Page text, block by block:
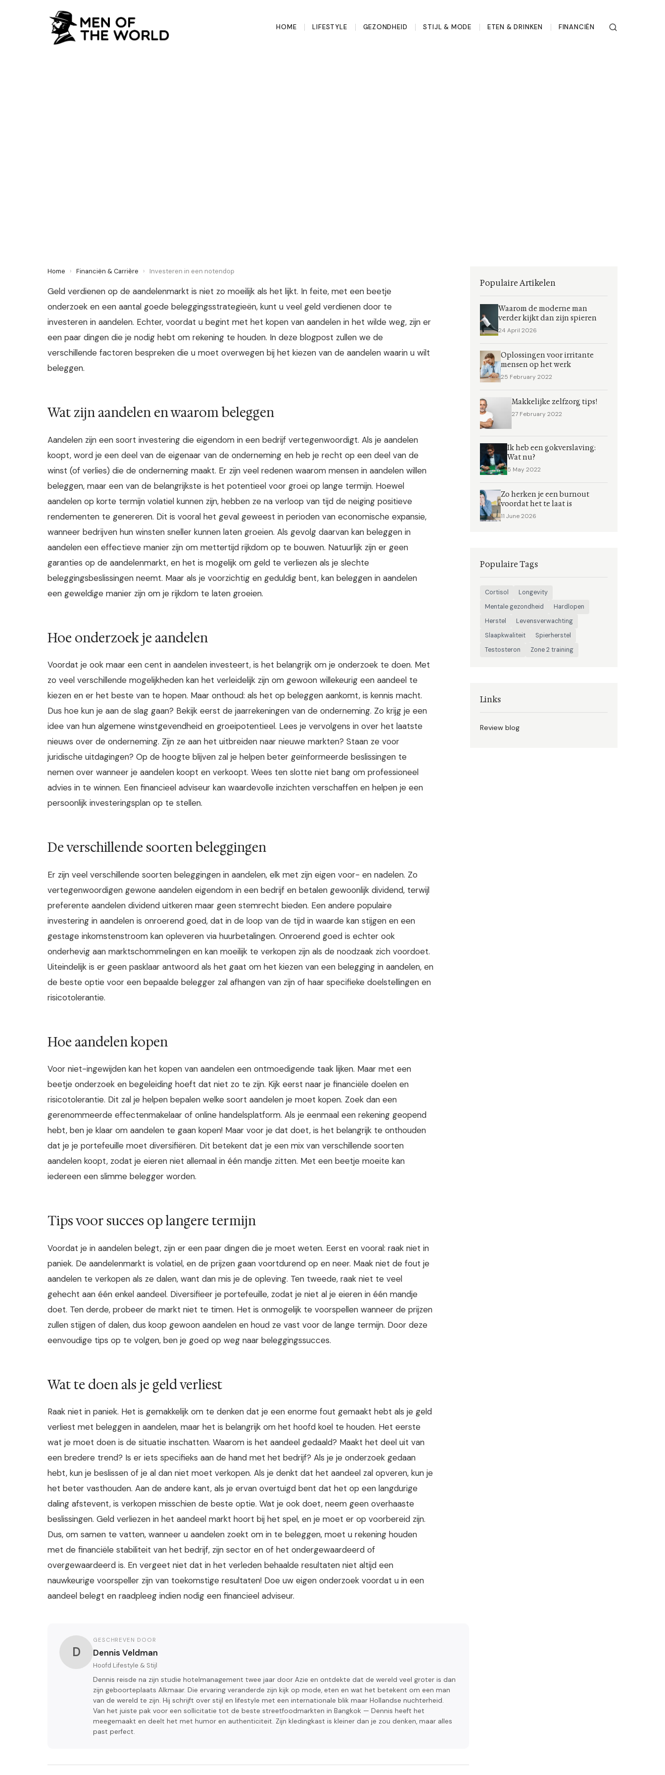
HOME LIFESTYLE GEZONDHEID STIJL & MODE ETEN & DRINKEN FINANCIËN
Home › Financiën & Carrière › Investeren in een notendop
Geld verdienen op de aandelenmarkt is niet zo moeilijk als het lijkt. In feite, met een beetje
onderzoek en een aantal goede beleggingsstrategieën, kunt u veel geld verdienen door te
investeren in aandelen. Echter, voordat u begint met het kopen van aandelen in het wilde weg, zijn er
een paar dingen die je nodig hebt om rekening te houden. In deze blogpost zullen we de
verschillende factoren bespreken die u moet overwegen bij het kiezen van de aandelen waarin u wilt
beleggen.
Wat zijn aandelen en waarom beleggen
Aandelen zijn een soort investering die eigendom in een bedrijf vertegenwoordigt. Als je aandelen
koopt, word je een deel van de eigenaar van de onderneming en heb je recht op een deel van de
winst (of verlies) die de onderneming maakt. Er zijn veel redenen waarom mensen in aandelen willen
beleggen, maar een van de belangrijkste is het potentieel voor groei op lange termijn. Hoewel
aandelen op korte termijn volatiel kunnen zijn, hebben ze na verloop van tijd de neiging positieve
rendementen te genereren. Dit is vooral het geval geweest in perioden van economische expansie,
wanneer bedrijven hun winsten sneller kunnen laten groeien. Als gevolg daarvan kan beleggen in
aandelen een effectieve manier zijn om mettertijd rijkdom op te bouwen. Natuurlijk zijn er geen
garanties op de aandelenmarkt, en het is mogelijk om geld te verliezen als je slechte
beleggingsbeslissingen neemt. Maar als je voorzichtig en geduldig bent, kan beleggen in aandelen
een geweldige manier zijn om je rijkdom te laten groeien.
Hoe onderzoek je aandelen
Voordat je ook maar een cent in aandelen investeert, is het belangrijk om je onderzoek te doen. Met
zo veel verschillende mogelijkheden kan het verleidelijk zijn om gewoon willekeurig een aandeel te
kiezen en er het beste van te hopen. Maar onthoud: als het op beleggen aankomt, is kennis macht.
Dus hoe kun je aan de slag gaan? Bekijk eerst de jaarrekeningen van de onderneming. Zo krijg je een
idee van hun algemene winstgevendheid en groeipotentieel. Lees je vervolgens in over het laatste
nieuws over de onderneming. Zijn ze aan het uitbreiden naar nieuwe markten? Staan ze voor
juridische uitdagingen? Op de hoogte blijven zal je helpen beter geïnformeerde beslissingen te
nemen over wanneer je aandelen koopt en verkoopt. Wees ten slotte niet bang om professioneel
advies in te winnen. Een financieel adviseur kan waardevolle inzichten verschaffen en helpen je een
persoonlijk investeringsplan op te stellen.
De verschillende soorten beleggingen
Er zijn veel verschillende soorten beleggingen in aandelen, elk met zijn eigen voor- en nadelen. Zo
vertegenwoordigen gewone aandelen eigendom in een bedrijf en betalen gewoonlijk dividend, terwijl
preferente aandelen dividend uitkeren maar geen stemrecht bieden. Een andere populaire
investering in aandelen is onroerend goed, dat in de loop van de tijd in waarde kan stijgen en een
gestage inkomstenstroom kan opleveren via huurbetalingen. Onroerend goed is echter ook
onderhevig aan marktschommelingen en kan moeilijk te verkopen zijn als de noodzaak zich voordoet.
Uiteindelijk is er geen pasklaar antwoord als het gaat om het kiezen van een belegging in aandelen, en
de beste optie voor een bepaalde belegger zal afhangen van zijn of haar specifieke doelstellingen en
risicotolerantie.
Hoe aandelen kopen
Voor niet-ingewijden kan het kopen van aandelen een ontmoedigende taak lijken. Maar met een
beetje onderzoek en begeleiding hoeft dat niet zo te zijn. Kijk eerst naar je financiële doelen en
risicotolerantie. Dit zal je helpen bepalen welke soort aandelen je moet kopen. Zoek dan een
gerenommeerde effectenmakelaar of online handelsplatform. Als je eenmaal een rekening geopend
hebt, ben je klaar om aandelen te gaan kopen! Maar voor je dat doet, is het belangrijk te onthouden
dat je je portefeuille moet diversifiëren. Dit betekent dat je een mix van verschillende soorten
aandelen koopt, zodat je eieren niet allemaal in één mandje zitten. Met een beetje moeite kan
iedereen een slimme belegger worden.
Tips voor succes op langere termijn
Voordat je in aandelen belegt, zijn er een paar dingen die je moet weten. Eerst en vooral: raak niet in
paniek. De aandelenmarkt is volatiel, en de prijzen gaan voortdurend op en neer. Maak niet de fout je
aandelen te verkopen als ze dalen, want dan mis je de opleving. Ten tweede, raak niet te veel
gehecht aan één enkel aandeel. Diversifieer je portefeuille, zodat je niet al je eieren in één mandje
doet. Ten derde, probeer de markt niet te timen. Het is onmogelijk te voorspellen wanneer de prijzen
zullen stijgen of dalen, dus koop gewoon aandelen en houd ze vast voor de lange termijn. Door deze
eenvoudige tips op te volgen, ben je goed op weg naar beleggingssucces.
Wat te doen als je geld verliest
Raak niet in paniek. Het is gemakkelijk om te denken dat je een enorme fout gemaakt hebt als je geld
verliest met beleggen in aandelen, maar het is belangrijk om het hoofd koel te houden. Het eerste
wat je moet doen is de situatie inschatten. Waarom is het aandeel gedaald? Maakt het deel uit van
een bredere trend? Is er iets specifieks aan de hand met het bedrijf? Als je je onderzoek gedaan
hebt, kun je beslissen of je al dan niet moet verkopen. Als je denkt dat het aandeel zal opveren, kun je
het beter vasthouden. Aan de andere kant, als je ervan overtuigd bent dat het op een langdurige
daling afstevent, is verkopen misschien de beste optie. Wat je ook doet, neem geen overhaaste
beslissingen. Geld verliezen in het aandeel markt hoort bij het spel, en je moet er op voorbereid zijn.
Dus, om samen te vatten, wanneer u aandelen zoekt om in te beleggen, moet u rekening houden
met de financiële stabiliteit van het bedrijf, zijn sector en of het ondergewaardeerd of
overgewaardeerd is. En vergeet niet dat in het verleden behaalde resultaten niet altijd een
nauwkeurige voorspeller zijn van toekomstige resultaten! Doe uw eigen onderzoek voordat u in een
aandeel belegt en raadpleeg indien nodig een financieel adviseur.
D
GESCHREVEN DOOR
Dennis Veldman
Hoofd Lifestyle & Stijl
Dennis reisde na zijn studie hotelmanagement twee jaar door Azie en ontdekte dat de wereld veel groter is dan
zijn geboorteplaats Alkmaar. Die ervaring veranderde zijn kijk op mode, eten en wat het betekent om een man
van de wereld te zijn. Hij schrijft over stijl en lifestyle met een internationale blik maar Hollandse nuchterheid.
Van het juiste pak voor een sollicitatie tot de beste streetfoodmarkten in Bangkok — Dennis heeft het
meegemaakt en deelt het met humor en authenticiteit. Zijn kledingkast is kleiner dan je zou denken, maar alles
past perfect.
Populaire Artikelen
Waarom de moderne man
verder kijkt dan zijn spieren
24 April 2026
Oplossingen voor irritante
mensen op het werk
25 February 2022
Makkelijke zelfzorg tips!
27 February 2022
Ik heb een gokverslaving:
Wat nu?
5 May 2022
Zo herken je een burnout
voordat het te laat is
11 June 2026
Populaire Tags
Cortisol
Longevity
Mentale gezondheid
Hardlopen
Herstel
Levensverwachting
Slaapkwaliteit
Spierherstel
Testosteron
Zone 2 training
Links
Review blog